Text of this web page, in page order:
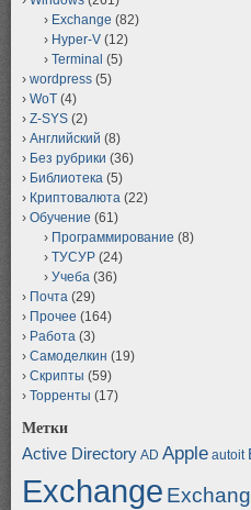
Exchange (82)
Hyper-V (12)
Terminal (5)
wordpress (5)
WoT (4)
Z-SYS (2)
Английский (8)
Без рубрики (36)
Библиотека (5)
Криптовалюта (22)
Обучение (61)
Программирование (8)
ТУСУР (24)
Учеба (36)
Почта (29)
Прочее (164)
Работа (3)
Самоделкин (19)
Скрипты (59)
Торренты (17)
Метки
Active Directory AD Apple autoit
Exchange